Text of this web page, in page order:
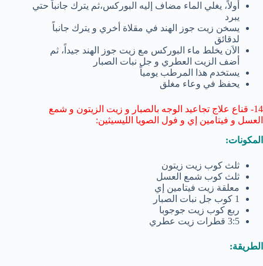
أولاً، يغلي الماء مضاف إليه البوركس،ثم يترك جانباً حتي
يبرد
يسخن زيت جوز الهند في مقلاة أخري و يترك جانباً
لدقائق
الاَن يخلط ماء البوركس مع زيت جوز الهند جيداً، ثم
أضف الزيت العطري و جل نبات الصبار
يستخدم هذا المرطب يومياً
يحفظ في وعاء مغلق
14- قناع علاج تجاعيد الوجه بالصبار و زيت الزيتون و شمع
العسل و فيتامين إي و فول الصويا الليسيثين:
المكونات:
ثلث كوب زيت زيتون
ثلث كوب شمع العسل
معلقة زيت فيتامين إي
1 كوب جل نبات الصبار
ربع كوب زيت جوجوبا
3:5 قطرات زيت عطري
الطريقة: